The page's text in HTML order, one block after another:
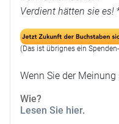
Verdient hätten sie es!
(Das ist übrignes ein
Wenn Sie der
Wie?
Lesen Sie hier.